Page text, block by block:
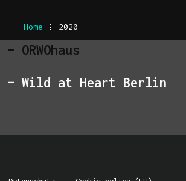
Home . 2020
ORWOhaus
– Wild at Heart Berlin